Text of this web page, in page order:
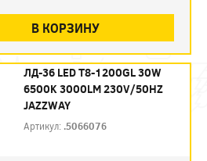
В КОРЗИНУ
ЛД-36 LED Т8-1200GL 30W
6500K 3000LM 230V/50HZ
JAZZWAY
Артикул: .5066076